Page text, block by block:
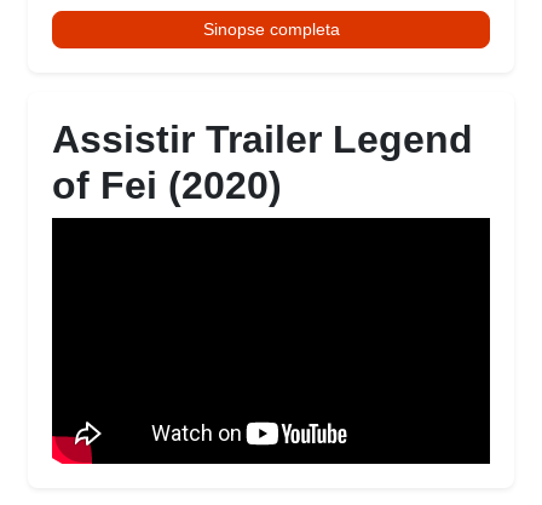
Sinopse completa
Assistir Trailer Legend
of Fei (2020)